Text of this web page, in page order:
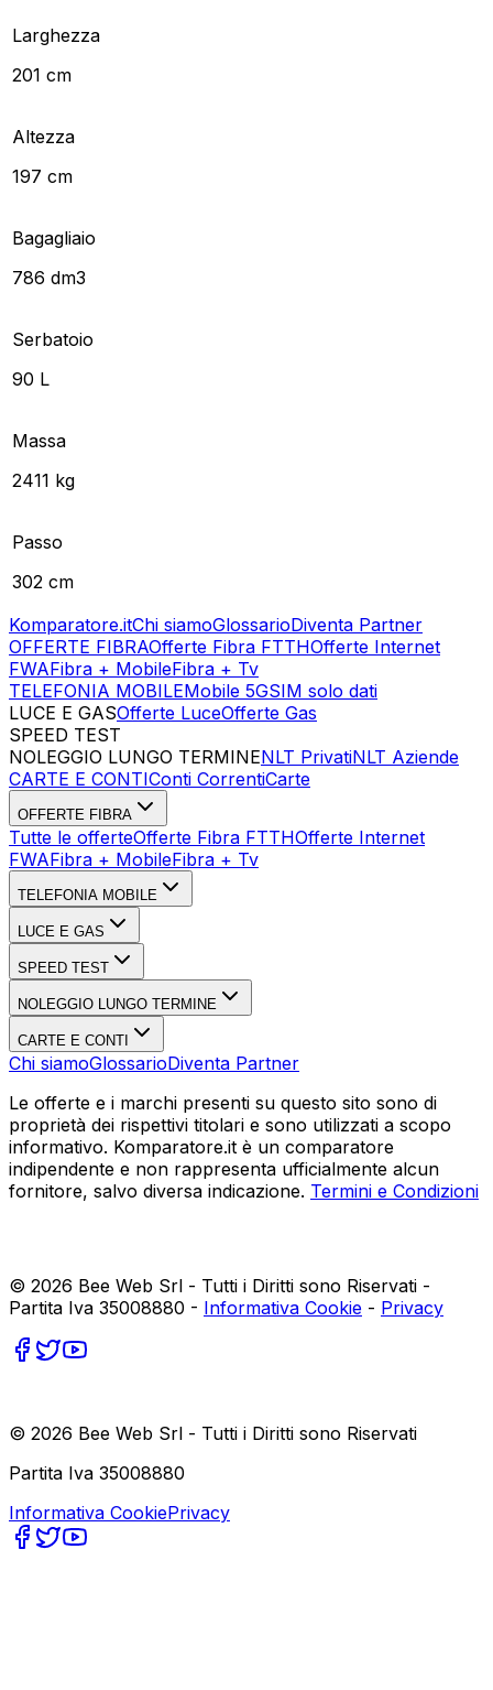
Larghezza
201 cm
Altezza
197 cm
Bagagliaio
786 dm3
Serbatoio
90 L
Massa
2411 kg
Passo
302 cm
Komparatore.itChi siamoGlossarioDiventa Partner
OFFERTE FIBRAOfferte Fibra FTTHOfferte Internet
FWAFibra + MobileFibra + Tv
TELEFONIA MOBILEMobile 5GSIM solo dati
LUCE E GASOfferte LuceOfferte Gas
SPEED TEST
NOLEGGIO LUNGO TERMINENLT PrivatiNLT Aziende
CARTE E CONTIConti CorrentiCarte
OFFERTE FIBRA
Tutte le offerteOfferte Fibra FTTHOfferte Internet
FWAFibra + MobileFibra + Tv
TELEFONIA MOBILE
LUCE E GAS
SPEED TEST
NOLEGGIO LUNGO TERMINE
CARTE E CONTI
Chi siamoGlossarioDiventa Partner
Le offerte e i marchi presenti su questo sito sono di
proprietà dei rispettivi titolari e sono utilizzati a scopo
informativo. Komparatore.it è un comparatore
indipendente e non rappresenta ufficialmente alcun
fornitore, salvo diversa indicazione. Termini e Condizioni
© 2026 Bee Web Srl - Tutti i Diritti sono Riservati -
Partita Iva 35008880 - Informativa Cookie - Privacy
© 2026 Bee Web Srl - Tutti i Diritti sono Riservati
Partita Iva 35008880
Informativa CookiePrivacy